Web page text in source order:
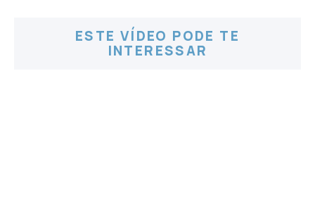
ESTE VÍDEO PODE TE
INTERESSAR